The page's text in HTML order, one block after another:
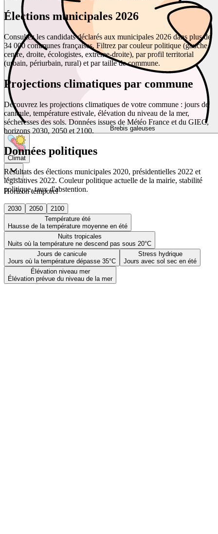
Brebis galeuses
Climat
Horizon temporel
2030 2050
2100
Température été
Hausse de la température moyenne en été
Nuits tropicales
Nuits où la température ne descend pas sous 20°C
Jours de canicule
Jours où la température dépasse 35°C
Stress hydrique
Jours avec sol sec en été
Élévation niveau mer
Élévation prévue du niveau de la mer
Élections municipales 2026
Consultez les candidats déclarés aux municipales 2026 dans plus de
34 000 communes françaises. Filtrez par couleur politique (gauche,
centre, droite, écologistes, extrême-droite), par profil territorial
(urbain, périurbain, rural) et par taille de commune.
Projections climatiques par commune
Découvrez les projections climatiques de votre commune : jours de
canicule, température estivale, élévation du niveau de la mer,
sécheresses des sols. Données issues de Météo France et du GIEC,
horizons 2030, 2050 et 2100.
Données politiques
Résultats des élections municipales 2020, présidentielles 2022 et
législatives 2022. Couleur politique actuelle de la mairie, stabilité
politique, taux d'abstention.